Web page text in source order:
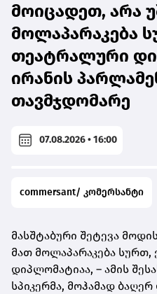
მოიცადეთ, არა
მოლაპარაკება
თეატრალური
ირანის
თავმჯდომარე
07.08.2026 • 16:00
commersant/ კომერსანტი
მასშტაბური შეტევა
მათ მოლაპარაკება
დიპლომატიაა, – ამის
სპიკერმა, მოჰამად